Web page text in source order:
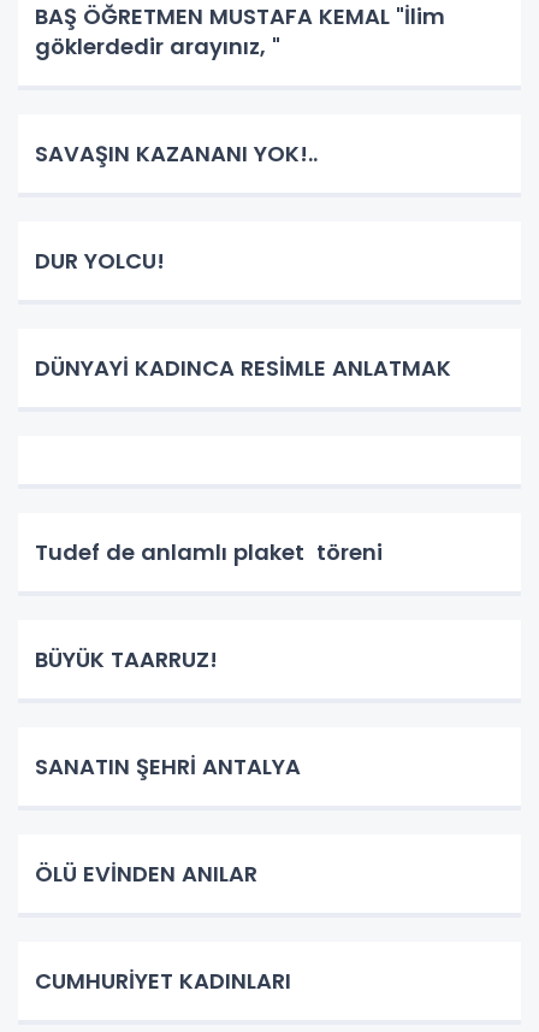
BAŞ ÖĞRETMEN MUSTAFA KEMAL "İlim
göklerdedir arayınız, "
SAVAŞIN KAZANANI YOK!..
DUR YOLCU!
DÜNYAYİ KADINCA RESİMLE ANLATMAK
Tudef de anlamlı plaket töreni
BÜYÜK TAARRUZ!
SANATIN ŞEHRİ ANTALYA
ÖLÜ EVİNDEN ANILAR
CUMHURİYET KADINLARI